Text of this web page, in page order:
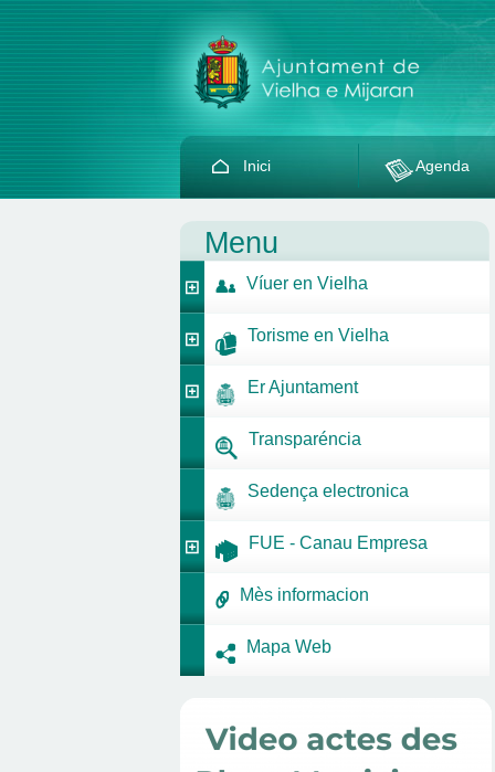
Inici Agenda
Menu
Víuer en Vielha
Torisme en Vielha
Er Ajuntament
Transparéncia
Sedença electronica
FUE - Canau Empresa
Mès informacion
Mapa Web